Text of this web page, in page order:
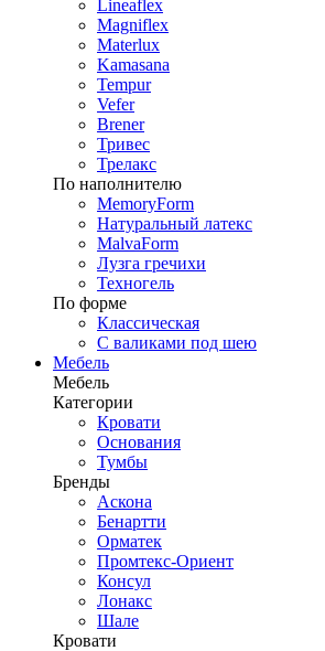
Lineaflex
Magniflex
Materlux
Kamasana
Tempur
Vefer
Brener
Тривес
Трелакс
По наполнителю
MemoryForm
Натуральный латекс
MalvaForm
Лузга гречихи
Техногель
По форме
Классическая
С валиками под шею
Мебель
Мебель
Категории
Кровати
Основания
Тумбы
Бренды
Аскона
Бенартти
Орматек
Промтекс-Ориент
Консул
Лонакс
Шале
Кровати